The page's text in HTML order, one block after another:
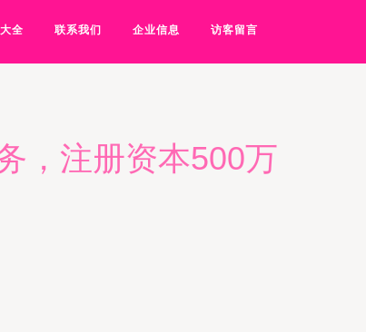
全 联系我们 企业信息 访客留言
，注册资本500万